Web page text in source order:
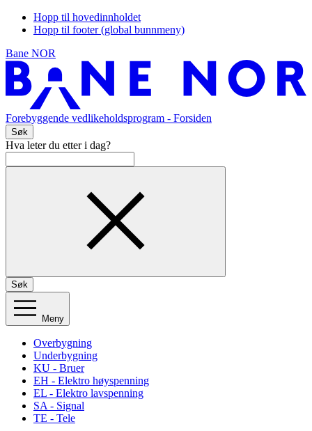
Hopp til hovedinnholdet
Hopp til footer (global bunnmeny)
Bane NOR
Forebyggende vedlikeholdsprogram - Forsiden
Søk
Hva leter du etter i dag?
Søk
Meny
Overbygning
Underbygning
KU - Bruer
EH - Elektro høyspenning
EL - Elektro lavspenning
SA - Signal
TE - Tele